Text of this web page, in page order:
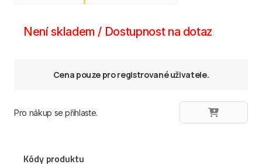
Není skladem / Dostupnost na dotaz
Cena pouze pro registrované uživatele.
Pro nákup se přihlaste.
Kódy produktu